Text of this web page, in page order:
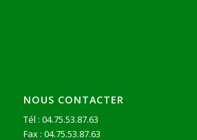
NOUS CONTACTER
Tél : 04.75.53.87.63
Fax : 04.75.53.87.63